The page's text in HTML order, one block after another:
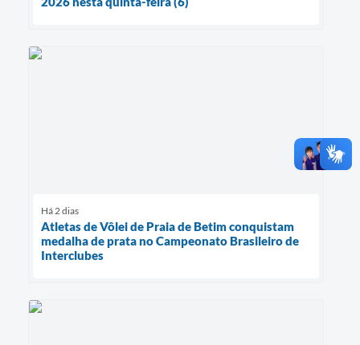
Há 2 dias
Atletas de Vôlei de Praia de Betim conquistam
medalha de prata no Campeonato Brasileiro de
Interclubes